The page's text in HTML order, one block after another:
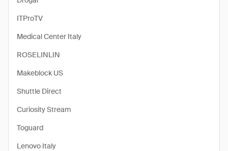
ITProTV
Medical Center Italy
ROSELINLIN
Makeblock US
Shuttle Direct
Curiosity Stream
Toguard
Lenovo Italy